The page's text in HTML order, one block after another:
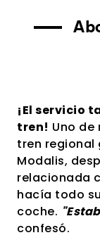
¡El servicio
tren! Uno
tren regional
Modalis,
relacionada
hacía todo
coche.
confesó.